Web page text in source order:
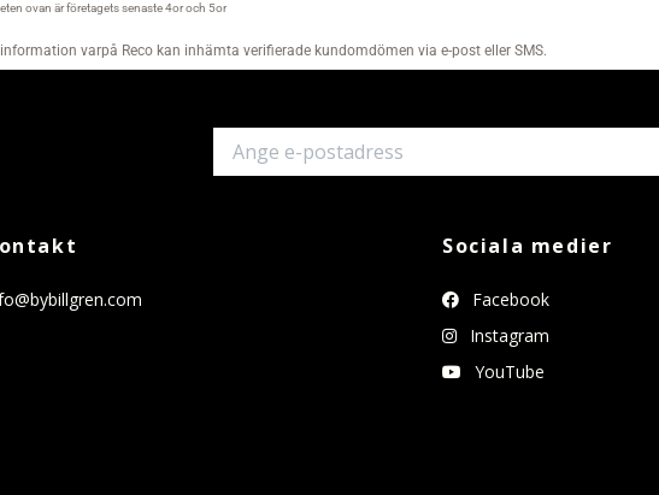
Sociala medier
Facebook
Instagram
YouTube